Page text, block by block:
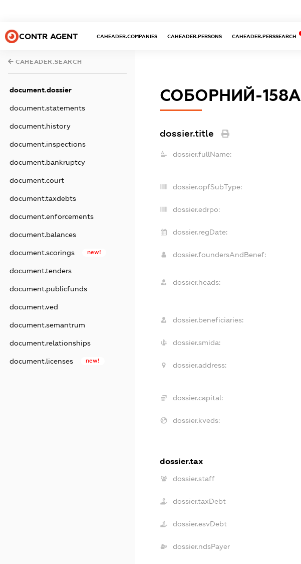
CONTR AGENT CAHEADER.COMPANIES CAHEADER.PERSONS CAHEADER.PERSSEARCH
CAHEADER.SEARCH
document.dossier
document.statements
document.history
document.inspections
document.bankruptcy
document.court
document.taxdebts
document.enforcements
document.balances
document.scorings new!
document.tenders
document.publicfunds
document.ved
document.semantrum
document.relationships
document.licenses new!
СОБОРНИЙ-158А
dossier.title
dossier.fullName:
dossier.opfSubType:
dossier.edrpo:
dossier.regDate:
dossier.foundersAndBenef:
dossier.heads:
dossier.beneficiaries:
dossier.smida:
dossier.address:
dossier.capital:
dossier.kveds:
dossier.tax
dossier.staff
dossier.taxDebt
dossier.esvDebt
dossier.ndsPayer